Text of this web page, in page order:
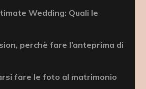
Wedding: Quali le
perchè fare l’anteprima di
fare le foto al matrimonio